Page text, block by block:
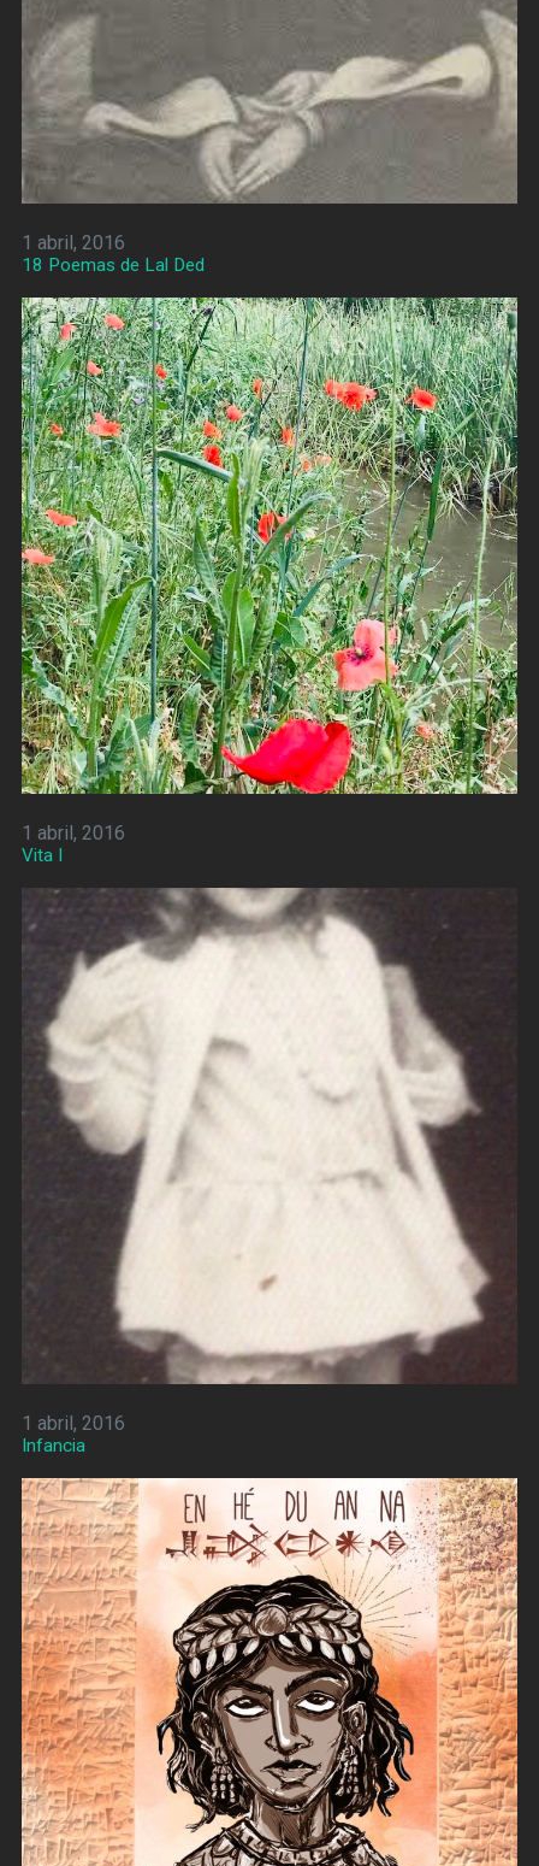
1 abril, 2016
18 Poemas de Lal Ded
1 abril, 2016
Vita I
1 abril, 2016
Infancia